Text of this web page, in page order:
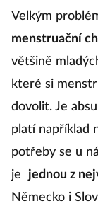
Velkým
menstruační
většině
které si
dovolit. Je
platí například
potřeby se u
je
jednou z
Německo i